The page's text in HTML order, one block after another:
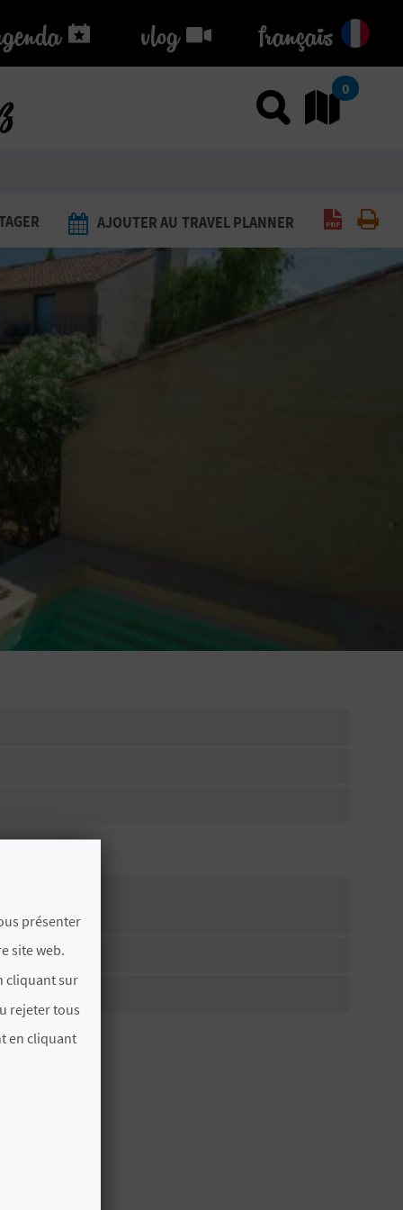
vlog
vlog français
Utiliser
0
AJOUTER AU TRAVEL PLANNER Générer
présenter
site web.
cliquant sur
rejeter tous
en cliquant